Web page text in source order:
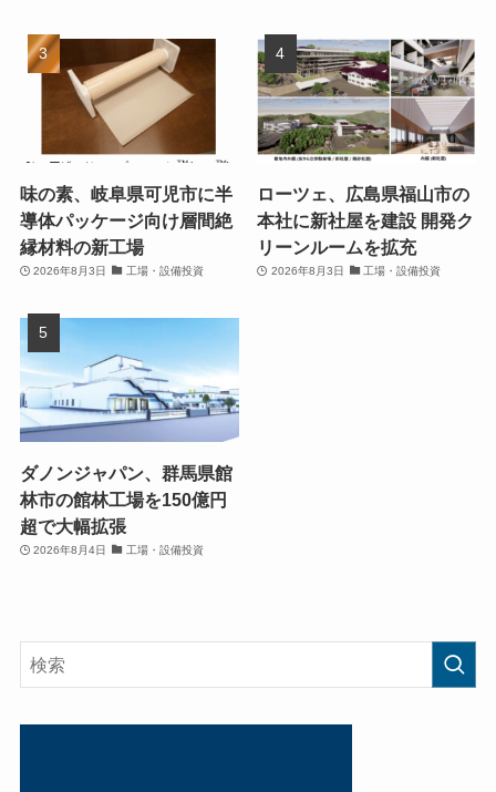
味の素、岐阜県可児市に半
導体パッケージ向け層間絶
縁材料の新工場
2026年8月3日 工場・設備投資
ローツェ、広島県福山市の
本社に新社屋を建設 開発ク
リーンルームを拡充
2026年8月3日 工場・設備投資
ダノンジャパン、群馬県館
林市の館林工場を150億円
超で大幅拡張
2026年8月4日 工場・設備投資